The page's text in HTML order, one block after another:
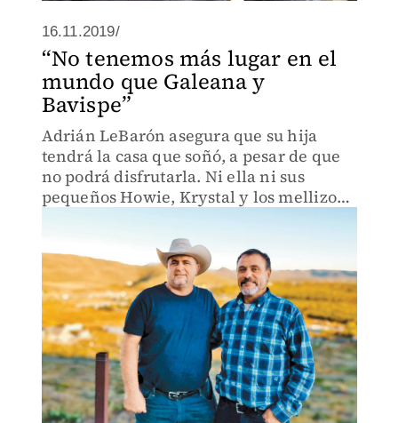
16.11.2019/
“No tenemos más lugar en el
mundo que Galeana y
Bavispe”
Adrián LeBarón asegura que su hija
tendrá la casa que soñó, a pesar de que
no podrá disfrutarla. Ni ella ni sus
pequeños Howie, Krystal y los mellizos